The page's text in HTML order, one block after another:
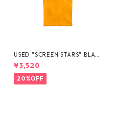
USED "SCREEN STARS" BLAN
K TEE
¥3,520
20%OFF